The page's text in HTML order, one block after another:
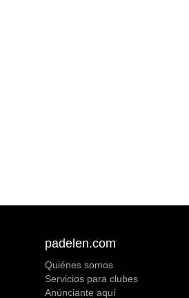
padelen.com
Quiénes somos
Servicios para clubes
Anúnciante aquí